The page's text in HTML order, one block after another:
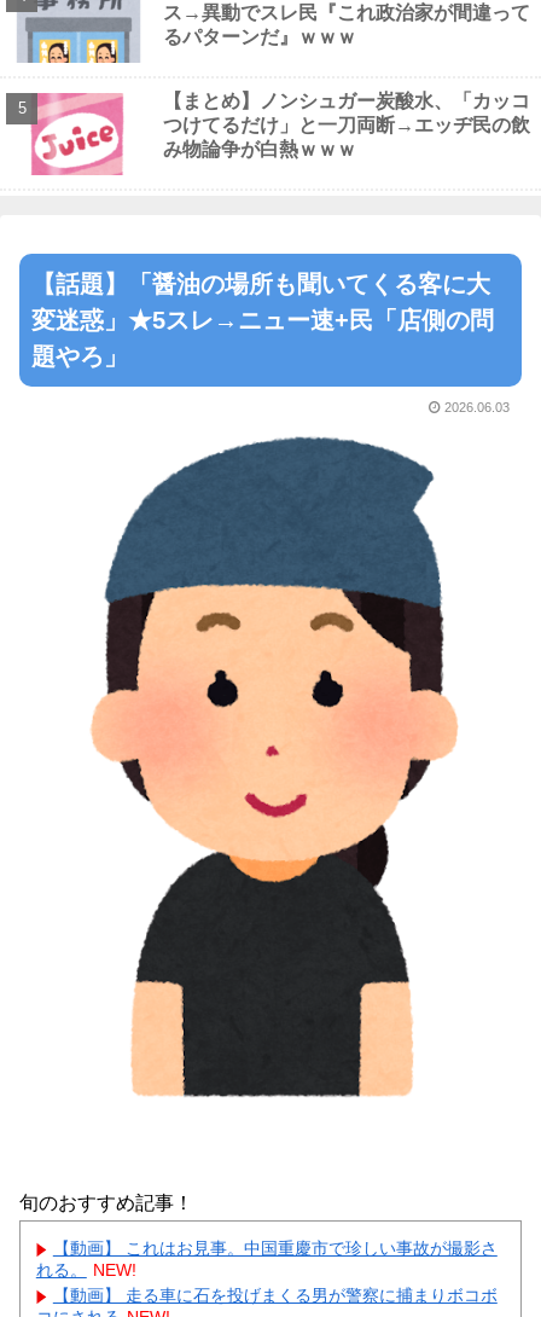
ス→異動でスレ民『これ政治家が間違って
るパターンだ』ｗｗｗ
【まとめ】ノンシュガー炭酸水、「カッコ
つけてるだけ」と一刀両断→エッヂ民の飲
み物論争が白熱ｗｗｗ
【話題】「醤油の場所も聞いてくる客に大
変迷惑」★5スレ→ニュー速+民「店側の問
題やろ」
2026.06.03
旬のおすすめ記事！
【動画】 これはお見事。中国重慶市で珍しい事故が撮影さ
れる。
NEW!
【動画】 走る車に石を投げまくる男が警察に捕まりボコボ